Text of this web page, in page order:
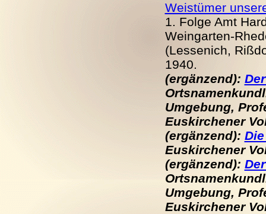
Weistümer
1. Folge Amt
Weingarten-
(Lessenich,
1940.
(ergänzend):
Umgebung,
Euskirchener
(ergänzend):
Euskirchener
(ergänzend):
Umgebung,
Euskirchener